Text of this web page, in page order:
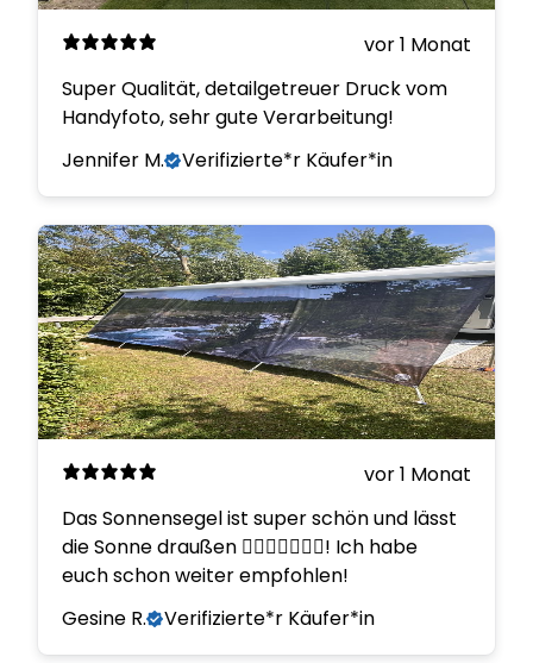
vor 1 Monat
Super Qualität, detailgetreuer Druck vom
Handyfoto, sehr gute Verarbeitung!
Jennifer M.
Verifizierte*r Käufer*in
vor 1 Monat
Das Sonnensegel ist super schön und lässt
die Sonne draußen 👍🏼👍🏼👍🏼😊! Ich habe
euch schon weiter empfohlen!
Gesine R.
Verifizierte*r Käufer*in